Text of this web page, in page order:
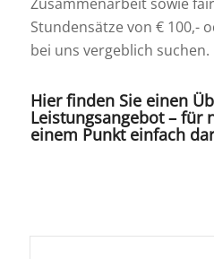
Stundensätze von € 100,-
bei uns vergeblich suchen.
Hier finden Sie einen
Leistungsangebot – für
einem Punkt einfach